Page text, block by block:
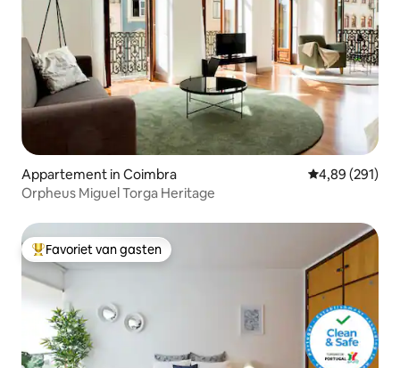
Appartement in Coimbra Gemiddelde
4,89 (291)
Orpheus Miguel Torga Heritage
Topfavoriet van gasten
Favoriet van gasten